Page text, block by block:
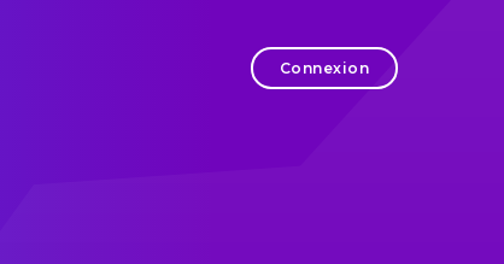
Connexion